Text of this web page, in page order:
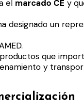
el marcado CE y
designado un
que
y